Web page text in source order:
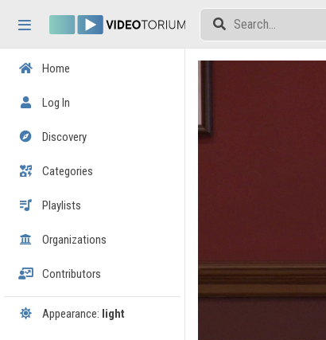
Home
Log In
Discovery
Categories
Playlists
Organizations
Contributors
Appearance: light